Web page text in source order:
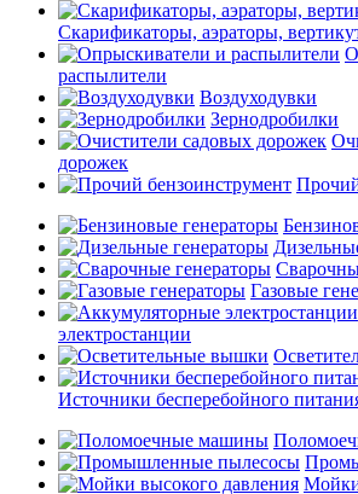
Скарификаторы, аэраторы,
распылители
Воздуходувки
Зернодробилки
дорожек
Газовые
электростанции
Источники бесперебойного